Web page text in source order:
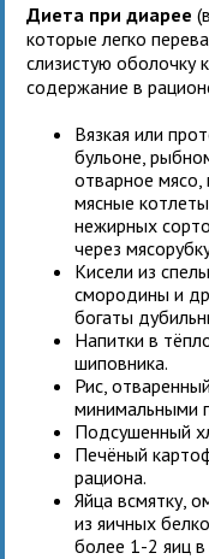
Диета при диарее
которые легко
слизистую оболочку
содержание в
Вязкая или
бульоне,
отварное
мясные
нежирных
через
Кисели из
смородины и
богаты
Напитки в
шиповника.
Рис,
минимальными
Подсушенный
Печёный
рациона.
Яйца всмятку,
из яичных
более 1-2 яиц в